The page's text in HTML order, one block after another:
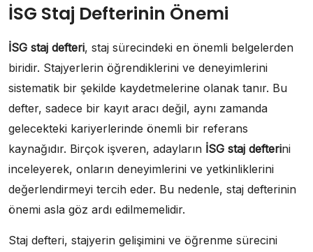
İSG Staj Defterinin Önemi
İSG staj defteri, staj sürecindeki en önemli belgelerden
biridir. Stajyerlerin öğrendiklerini ve deneyimlerini
sistematik bir şekilde kaydetmelerine olanak tanır. Bu
defter, sadece bir kayıt aracı değil, aynı zamanda
gelecekteki kariyerlerinde önemli bir referans
kaynağıdır. Birçok işveren, adayların İSG staj defterini
inceleyerek, onların deneyimlerini ve yetkinliklerini
değerlendirmeyi tercih eder. Bu nedenle, staj defterinin
önemi asla göz ardı edilmemelidir.
Staj defteri, stajyerin gelişimini ve öğrenme sürecini